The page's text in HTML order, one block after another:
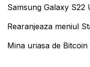
Samsung Galaxy S22
Rearanjeaza meniul
Mina uriasa de